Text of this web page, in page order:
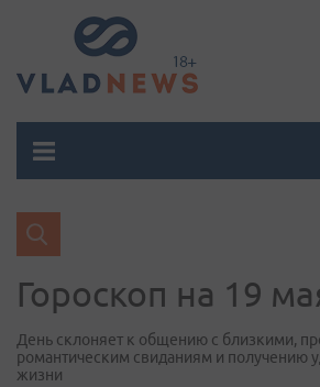
Гороскоп на 19
День склоняет к общению с близкими,
романтическим свиданиям и получению
жизни